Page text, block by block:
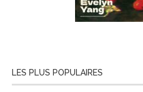
LES PLUS POPULAIRES